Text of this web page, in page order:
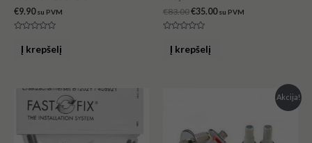
€9.90 su PVM
Į krepšelį
€83.00€35.00 su PVM
Į krepšelį
Akcija!